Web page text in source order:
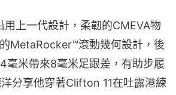
上一代設計，柔韌的CMEVA物
MetaRocker™滾動幾何設計，後
毫米帶來8毫米足跟差，有助步履
分享他穿著Clifton 11在吐露港練